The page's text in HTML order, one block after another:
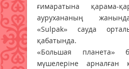
ғимаратына қарама-
аурухананың
«Sulpak» сауда
қабатында.
«Большая планета»
мүшелеріне